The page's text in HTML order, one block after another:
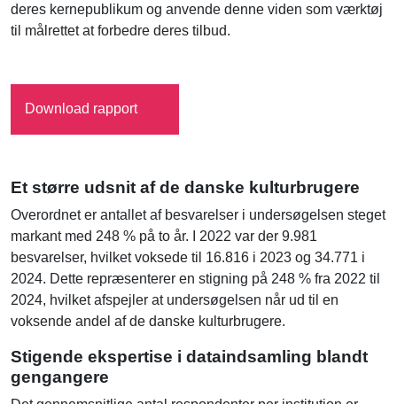
deres kernepublikum og anvende denne viden som værktøj
til målrettet at forbedre deres tilbud.
Download rapport
Et større udsnit af de danske kulturbrugere
Overordnet er antallet af besvarelser i undersøgelsen steget
markant med 248 % på to år. I 2022 var der 9.981
besvarelser, hvilket voksede til 16.816 i 2023 og 34.771 i
2024. Dette repræsenterer en stigning på 248 % fra 2022 til
2024, hvilket afspejler at undersøgelsen når ud til en
voksende andel af de danske kulturbrugere.
Stigende ekspertise i dataindsamling blandt
gengangere